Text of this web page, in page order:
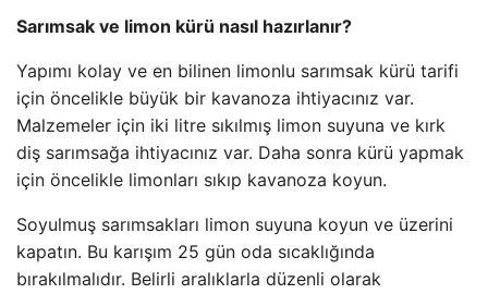
Sarımsak ve limon kürü nasıl hazırlanır?
Yapımı kolay ve en bilinen limonlu sarımsak kürü tarifi
için öncelikle büyük bir kavanoza ihtiyacınız var.
Malzemeler için iki litre sıkılmış limon suyuna ve kırk
diş sarımsağa ihtiyacınız var. Daha sonra kürü yapmak
için öncelikle limonları sıkıp kavanoza koyun.
Soyulmuş sarımsakları limon suyuna koyun ve üzerini
kapatın. Bu karışım 25 gün oda sıcaklığında
bırakılmalıdır. Belirli aralıklarla düzenli olarak